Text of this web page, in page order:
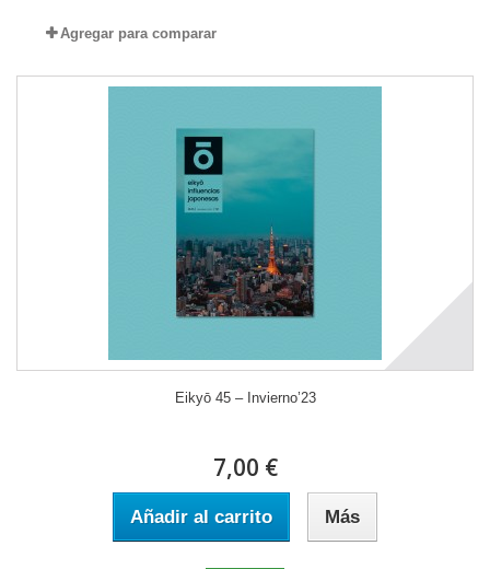
Agregar para comparar
Eikyō 45 – Invierno’23
7,00 €
Añadir al carrito Más